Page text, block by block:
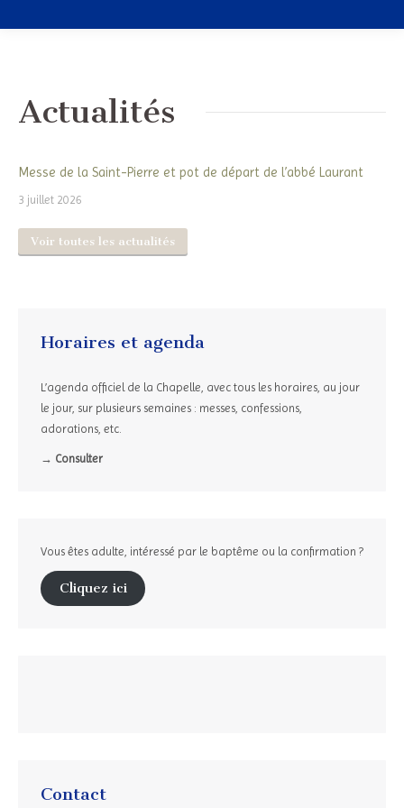
Actualités
Messe de la Saint-Pierre et pot de départ de l’abbé Laurant
3 juillet 2026
Voir toutes les actualités
Horaires et agenda
L’agenda officiel de la Chapelle, avec tous les horaires, au jour
le jour, sur plusieurs semaines : messes, confessions,
adorations, etc.
→ Consulter
Vous êtes adulte, intéressé par le baptême ou la confirmation ?
Cliquez ici
Contact